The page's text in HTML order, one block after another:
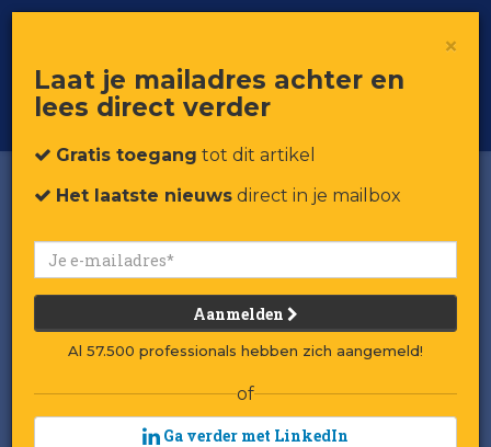
Voor professionals in retail & brands
Toggle
×
Laat je mailadres achter en
lees direct verder
Gratis toegang tot dit artikel
Het laatste nieuws direct in je mailbox
Aanmelden
Al 57.500 professionals hebben zich aangemeld!
of
Ga verder met LinkedIn